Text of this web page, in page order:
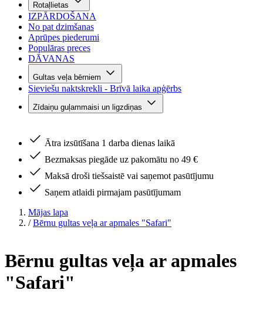
Rotaļlietas
IZPĀRDOŠANA
No pat dzimšanas
Aprūpes piederumi
Populāras preces
DĀVANAS
Gultas veļa bērniem
Sieviešu naktskrekli - Brīvā laika apģērbs
Zīdaiņu guļammaisi un ligzdiņas
Ātra izsūtīšana 1 darba dienas laikā
Bezmaksas piegāde uz pakomātu no 49 €
Maksā droši tiešsaistē vai saņemot pasūtījumu
Saņem atlaidi pirmajam pasūtījumam
Mājas lapa
/ Bērnu gultas veļa ar apmales "Safari"
Bērnu gultas veļa ar apmales
"Safari"